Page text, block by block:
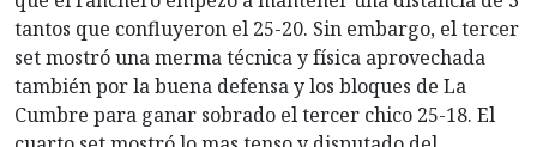
tantos que confluyeron el 25-20. Sin embargo, el tercer
set mostró una merma técnica y física aprovechada
también por la buena defensa y los bloques de La
Cumbre para ganar sobrado el tercer chico 25-18. El